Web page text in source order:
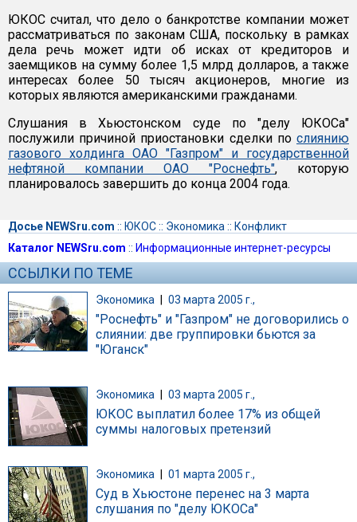
ЮКОС считал, что дело о банкротстве компании может
рассматриваться по законам США, поскольку в рамках
дела речь может идти об исках от кредиторов и
заемщиков на сумму более 1,5 млрд долларов, а также
интересах более 50 тысяч акционеров, многие из
которых являются американскими гражданами.
Слушания в Хьюстонском суде по "делу ЮКОСа"
послужили причиной приостановки сделки по слиянию
газового холдинга ОАО "Газпром" и государственной
нефтяной компании ОАО "Роснефть", которую
планировалось завершить до конца 2004 года.
Досье NEWSru.com :: ЮКОС:: Экономика :: Конфликт
Каталог NEWSru.com :: Информационные интернет-ресурсы
ССЫЛКИ ПО ТЕМЕ
Экономика | 03 марта 2005 г.,
"Роснефть" и "Газпром" не договорились о
слиянии: две группировки бьются за
"Юганск"
Экономика 03 марта 2005 г.,
ЮКОС выплатил более 17% из общей
суммы налоговых претензий
Экономика 01 марта 2005 г.,
Суд в Хьюстоне перенес на 3 марта
слушания по "делу ЮКОСа"